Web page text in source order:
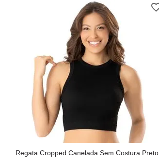
Regata Cropped Canelada Sem Costura Preto